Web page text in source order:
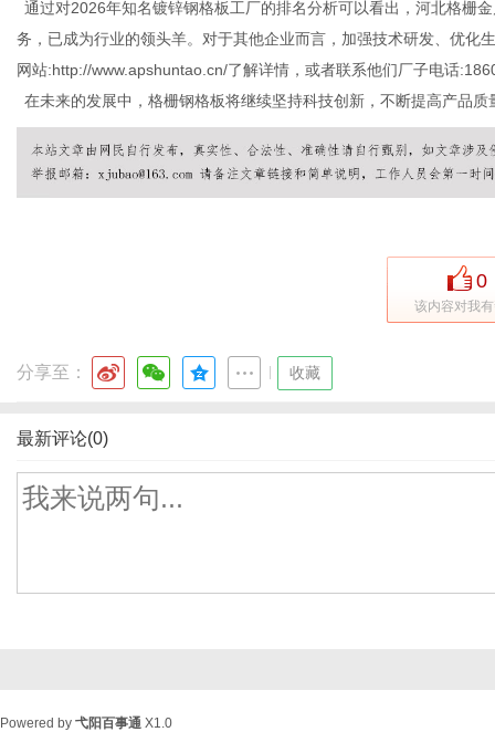
通过对2026年知名镀锌钢格板工厂的排名分析可以看出，河北格栅
务，已成为行业的领头羊。对于其他企业而言，加强技术研发、优化
网站:http://www.apshuntao.cn/了解详情，或者联系他们厂子电话
在未来的发展中，格栅钢格板将继续坚持科技创新，不断提高产品
0
该内容对我
分享至： 收藏
最新评论(0)
Powered by 弋阳百事通 X1.0